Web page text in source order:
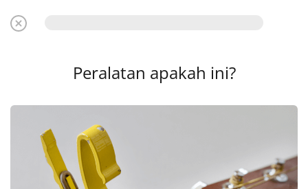
Peralatan apakah ini?